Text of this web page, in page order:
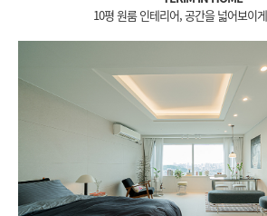
10평 원룸 인테리어, 공간을 넓어보이